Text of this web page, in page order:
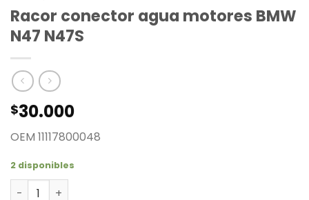
Racor conector agua motores BMW
N47 N47S
$30.000
OEM 11117800048
2 disponibles
Racor conector agua motores BMW N47 N47S cantidad